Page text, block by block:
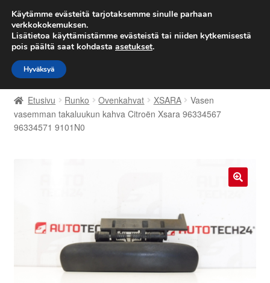
TOIMITUS alkaen 7 EUR
Siirry
navigointiin
Siirry
sisältöön
Etusivu
Kärry
Maksut
Meistä
Etusivu Runko Ovenkahvat XSARA
Vasen
vasemman takaluukun kahva Citroën Xsara 96334567
96334571 9101N0
Käytämme evästeitä tarjotaksemme sinulle parhaan
verkkokokemuksen.
Lisätietoa käyttämistämme evästeistä tai niiden kytkemisestä
pois päältä saat kohdasta asetukset.
Hyväksyä